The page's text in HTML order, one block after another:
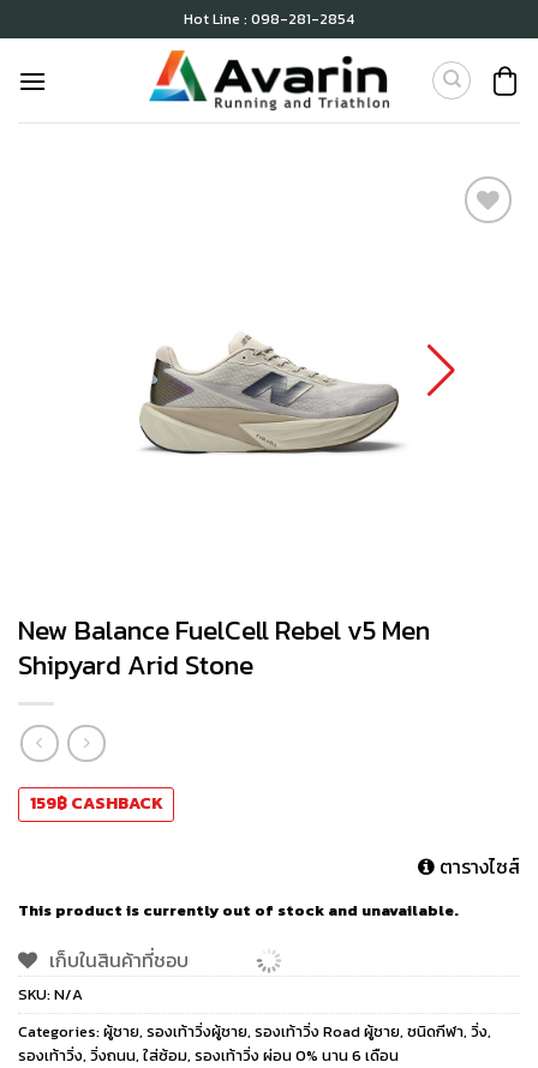
to
content
Hot Line : 098-281-2854
New Balance FuelCell Rebel v5 Men
Shipyard Arid Stone
159฿CASHBACK
ตารางไซส์
This product is currently out of stock and unavailable.
เก็บในสินค้าที่ชอบ
SKU:N/A
Categories:ผู้ชาย, รองเท้าวิ่งผู้ชาย, รองเท้าวิ่ง Road ผู้ชาย, ชนิดกีฬา, วิ่ง,
รองเท้าวิ่ง, วิ่งถนน, ใส่ซ้อม, รองเท้าวิ่ง ผ่อน 0% นาน 6 เดือน